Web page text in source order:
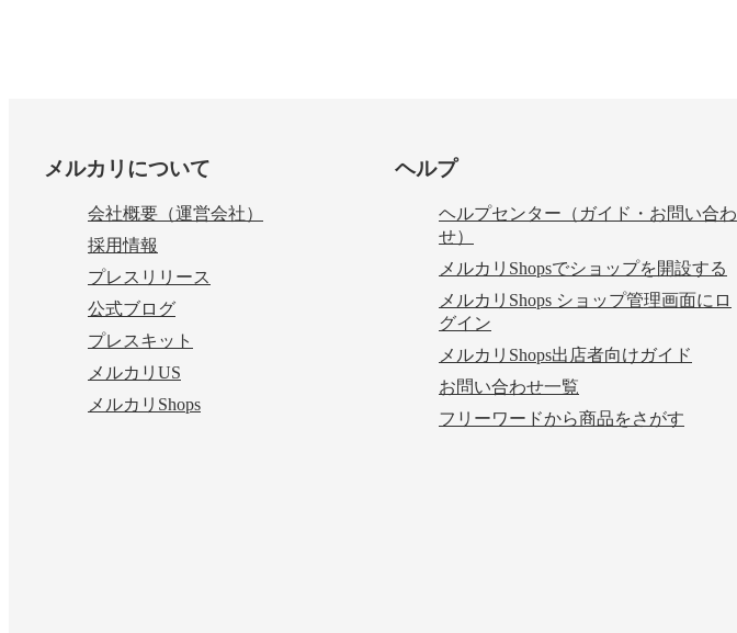
メルカリについて
会社概要（運営会社）
採用情報
プレスリリース
公式ブログ
プレスキット
メルカリUS
メルカリShops
ヘルプ
ヘルプセンター（ガイド・お問い合わ
せ）
メルカリShopsでショップを開設する
メルカリShops ショップ管理画面にロ
グイン
メルカリShops出店者向けガイド
お問い合わせ一覧
フリーワードから商品をさがす